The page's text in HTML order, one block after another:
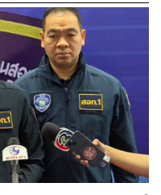
TEAM
STANDARD